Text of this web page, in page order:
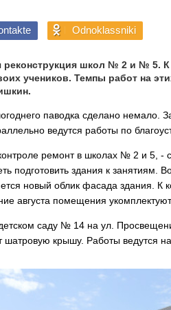
Odnoklassniki
школ № 2 и № 5. К
учеников. Темпы работ на
паводка сделано немало.
ведутся работы по
ремонт в школах № 2 и 5, -
подготовить здания к занятиям.
новый облик фасада здания. К
августа помещения
саду № 14 на ул.
шатровую крышу. Работы ведутся